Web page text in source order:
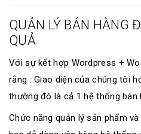
QUẢN LÝ BÁN HÀNG
QUẢ
Với sự kết hợp Wordpress +
rằng : Giao diện của chúng tôi
thường đó là cả 1 hệ thống bán
Chức năng quản lý sản phẩm